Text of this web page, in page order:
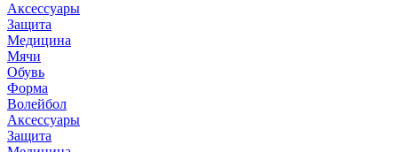
Аксессуары
Защита
Медицина
Мячи
Обувь
Форма
Волейбол
Аксессуары
Защита